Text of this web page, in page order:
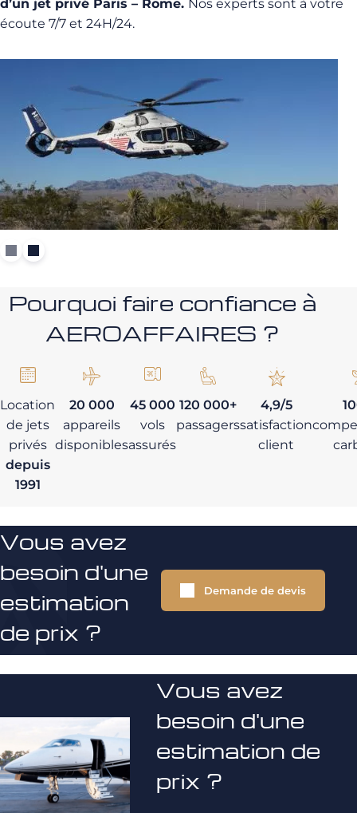
d’un jet privé Paris – Rome. Nos experts sont à votre
écoute 7/7 et 24H/24.
Pourquoi faire confiance à
AEROAFFAIRES ?
Location
de jets
privés
depuis
1991
20 000
appareils
disponibles
45 000
vols
assurés
120 000+
passagers
4,9/5
satisfaction
client
Vous avez
besoin d'une
estimation
de prix ?
Demande de devis
Vous avez
besoin d'une
estimation de
prix ?